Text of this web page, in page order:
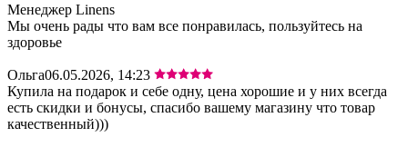
Менеджер Linens
Мы очень рады что вам все понравилась, пользуйтесь на
здоровье
Ольга06.05.2026, 14:23
Купила на подарок и себе одну, цена хорошие и у них всегда
есть скидки и бонусы, спасибо вашему магазину что товар
качественный)))